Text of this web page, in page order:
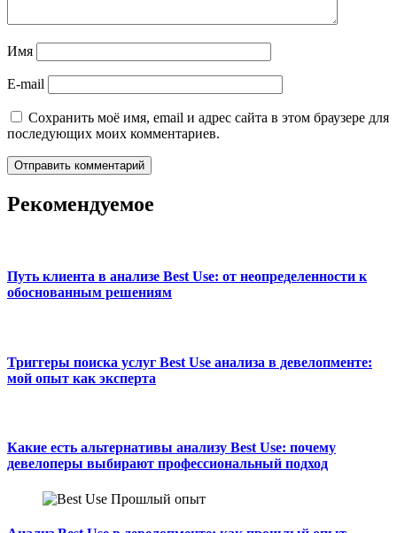
Имя
E-mail
Сохранить моё имя, email и адрес сайта в этом браузере для
последующих моих комментариев.
Рекомендуемое
Путь клиента в анализе Best Use: от неопределенности к
обоснованным решениям
Триггеры поиска услуг Best Use анализа в девелопменте:
мой опыт как эксперта
Какие есть альтернативы анализу Best Use: почему
девелоперы выбирают профессиональный подход